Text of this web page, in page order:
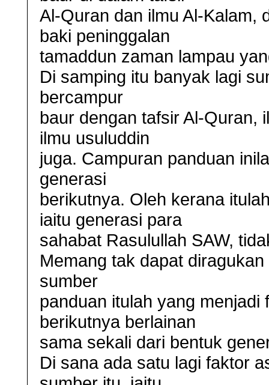
Al-Quran dan ilmu Al-Kalam,
baki peninggalan
tamaddun zaman lampau
Di samping itu banyak lagi
bercampur
baur dengan tafsir Al-Quran,
ilmu usuluddin
juga. Campuran panduan
generasi
berikutnya. Oleh kerana
iaitu generasi para
sahabat Rasulullah SAW,
Memang tak dapat
sumber
panduan itulah yang
berikutnya berlainan
sama sekali dari bentuk
Di sana ada satu lagi faktor